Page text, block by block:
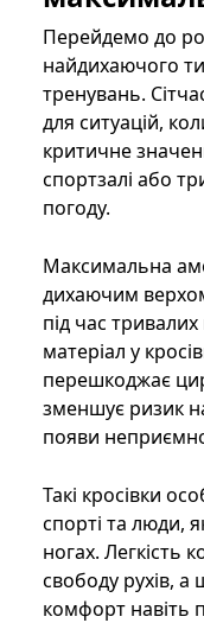
Перейдемо до
найдихаючого
тренувань.
для ситуацій,
критичне
спортзалі або
погоду.
Максимальна
дихаючим
під час
матеріал у
перешкоджає
зменшує ризик
появи
Такі кросівки
спорті та люди,
ногах. Легкість
свободу рухів,
комфорт навіть